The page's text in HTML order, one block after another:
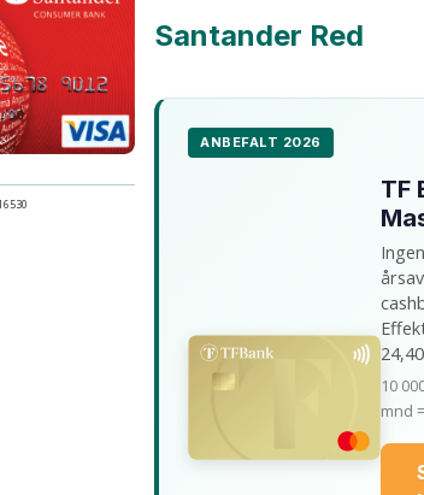
Santander Red
ANBEFALT 2026
TF
Ingen
10
mnd